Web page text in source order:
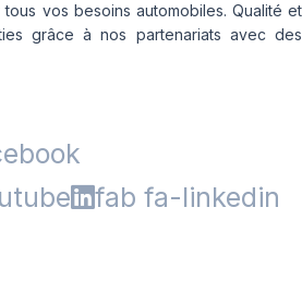
vos besoins automobiles. Qualité et
grâce à nos partenariats avec des
fab fa-linkedin